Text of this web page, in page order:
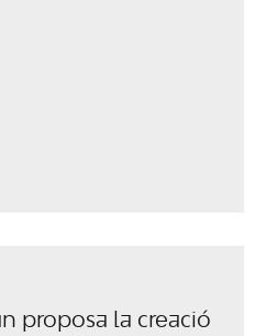
proposa la creació